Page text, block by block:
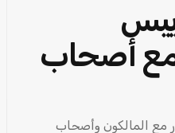
أصحاب
مع المالكون وأصحاب